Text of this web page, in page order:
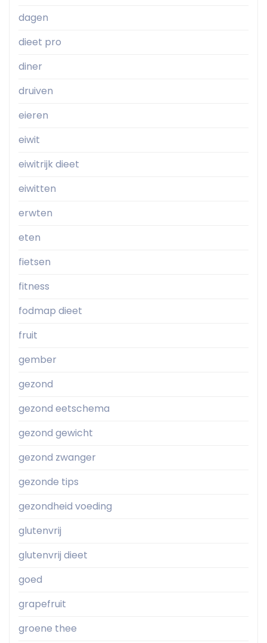
dagen
dieet pro
diner
druiven
eieren
eiwit
eiwitrijk dieet
eiwitten
erwten
eten
fietsen
fitness
fodmap dieet
fruit
gember
gezond
gezond eetschema
gezond gewicht
gezond zwanger
gezonde tips
gezondheid voeding
glutenvrij
glutenvrij dieet
goed
grapefruit
groene thee